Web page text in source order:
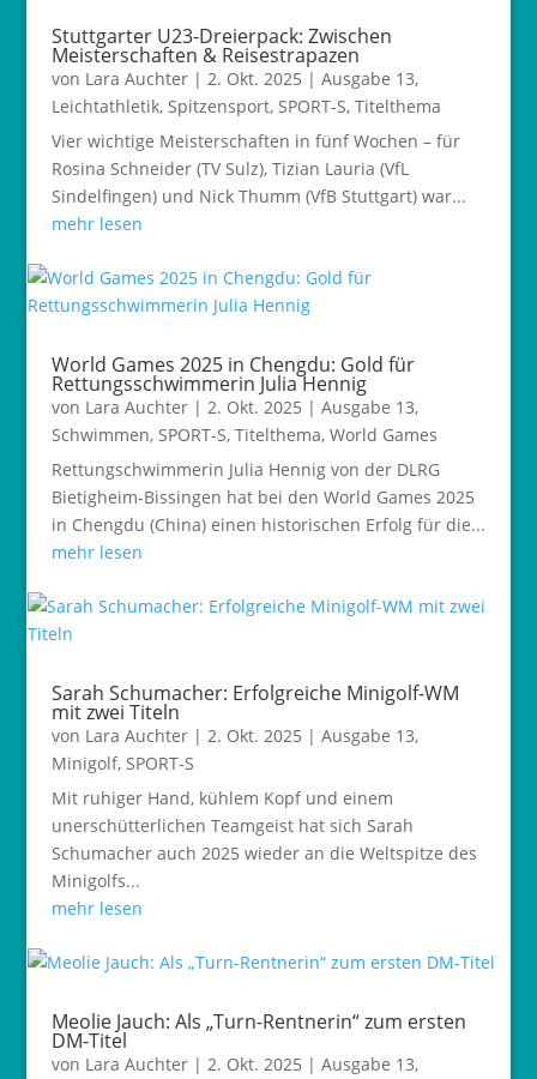
Stuttgarter U23-Dreierpack: Zwischen
Meisterschaften & Reisestrapazen
von Lara Auchter| 2. Okt. 2025 | Ausgabe 13,
Leichtathletik, Spitzensport, SPORT-S, Titelthema
Vier wichtige Meisterschaften in fünf Wochen – für
Rosina Schneider (TV Sulz), Tizian Lauria (VfL
Sindelfingen) und Nick Thumm (VfB Stuttgart) war...
mehr lesen
World Games 2025 in Chengdu: Gold für
Rettungsschwimmerin Julia Hennig
von Lara Auchter| 2. Okt. 2025 | Ausgabe 13,
Schwimmen, SPORT-S, Titelthema, World Games
Rettungschwimmerin Julia Hennig von der DLRG
Bietigheim-Bissingen hat bei den World Games 2025
in Chengdu (China) einen historischen Erfolg für die...
mehr lesen
Sarah Schumacher: Erfolgreiche Minigolf-WM
mit zwei Titeln
von Lara Auchter| 2. Okt. 2025 | Ausgabe 13,
Minigolf, SPORT-S
Mit ruhiger Hand, kühlem Kopf und einem
unerschütterlichen Teamgeist hat sich Sarah
Schumacher auch 2025 wieder an die Weltspitze des
Minigolfs...
mehr lesen
Meolie Jauch: Als „Turn-Rentnerin“ zum ersten
DM-Titel
von Lara Auchter| 2. Okt. 2025 | Ausgabe 13,